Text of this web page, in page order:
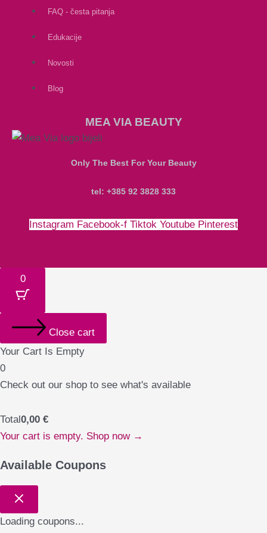
FAQ - česta pitanja
Edukacije
Novosti
Blog
MEA VIA BEAUTY
Only The Best For Your Beauty
tel: +385 92 3828 333
Instagram Facebook-f Tiktok Youtube Pinterest
0
Close cart
Your Cart Is Empty
0
Check out our shop to see what's available
Total0,00 €
Your cart is empty. Shop now →
Available Coupons
Loading coupons...